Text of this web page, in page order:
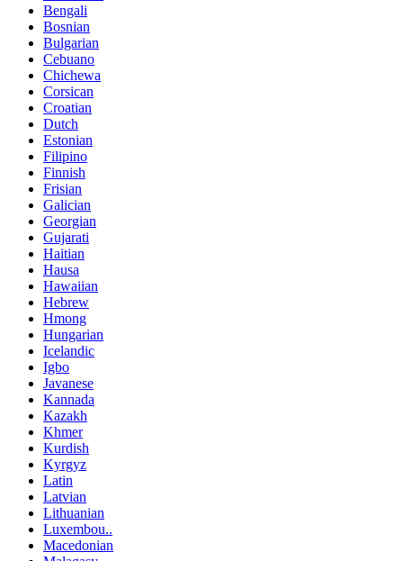
Bengali
Bosnian
Bulgarian
Cebuano
Chichewa
Corsican
Croatian
Dutch
Estonian
Filipino
Finnish
Frisian
Galician
Georgian
Gujarati
Haitian
Hausa
Hawaiian
Hebrew
Hmong
Hungarian
Icelandic
Igbo
Javanese
Kannada
Kazakh
Khmer
Kurdish
Kyrgyz
Latin
Latvian
Lithuanian
Luxembou..
Macedonian